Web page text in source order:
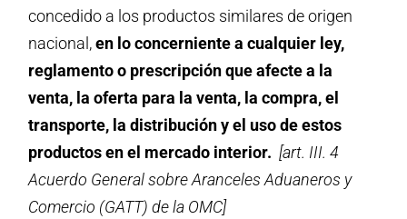
concedido a los productos similares de origen
nacional,en lo concerniente a cualquier ley,
reglamento o prescripción que afecte a la
venta, la oferta para la venta, la compra, el
transporte, la distribución y el uso de estos
productos en el mercado interior. [art. III. 4
Acuerdo General sobre Aranceles Aduaneros y
Comercio (GATT) de la OMC]